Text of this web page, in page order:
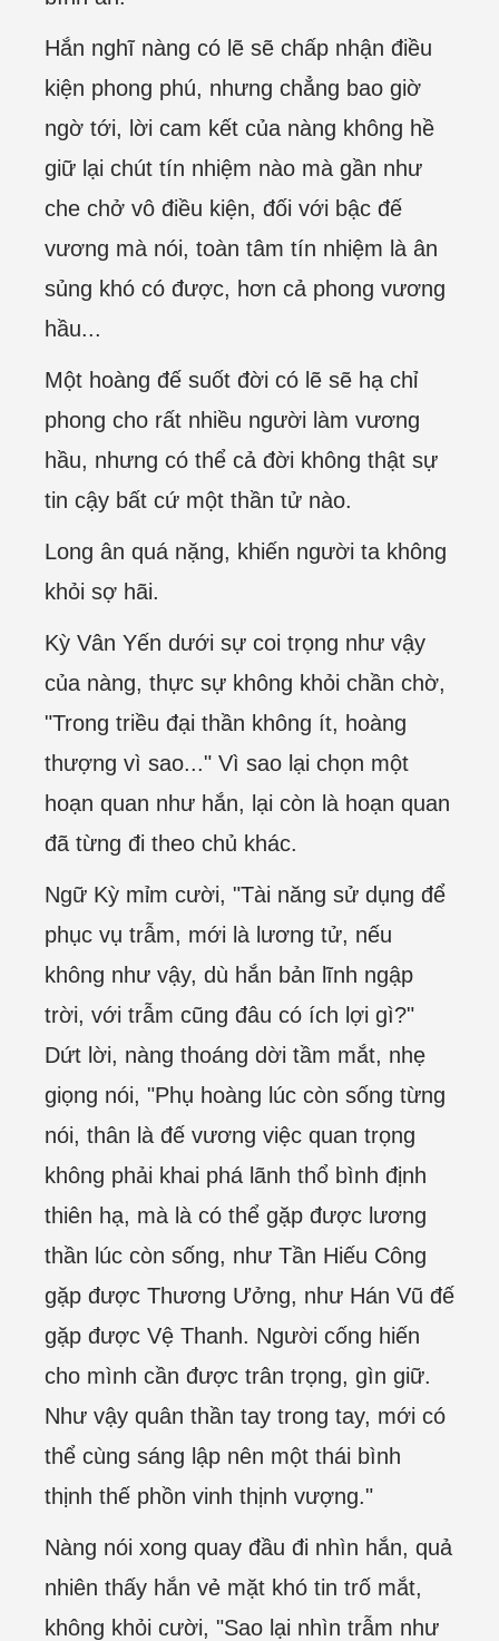
Hắn nghĩ nàng có lẽ sẽ chấp nhận điều
kiện phong phú, nhưng chẳng bao giờ
ngờ tới, lời cam kết của nàng không hề
giữ lại chút tín nhiệm nào mà gần như
che chở vô điều kiện, đối với bậc đế
vương mà nói, toàn tâm tín nhiệm là ân
sủng khó có được, hơn cả phong vương
hầu...
Một hoàng đế suốt đời có lẽ sẽ hạ chỉ
phong cho rất nhiều người làm vương
hầu, nhưng có thể cả đời không thật sự
tin cậy bất cứ một thần tử nào.
Long ân quá nặng, khiến người ta không
khỏi sợ hãi.
Kỳ Vân Yến dưới sự coi trọng như vậy
của nàng, thực sự không khỏi chần chờ,
"Trong triều đại thần không ít, hoàng
thượng vì sao..." Vì sao lại chọn một
hoạn quan như hắn, lại còn là hoạn quan
đã từng đi theo chủ khác.
Ngữ Kỳ mỉm cười, "Tài năng sử dụng để
phục vụ trẫm, mới là lương tử, nếu
không như vậy, dù hắn bản lĩnh ngập
trời, với trẫm cũng đâu có ích lợi gì?"
Dứt lời, nàng thoáng dời tầm mắt, nhẹ
giọng nói, "Phụ hoàng lúc còn sống từng
nói, thân là đế vương việc quan trọng
không phải khai phá lãnh thổ bình định
thiên hạ, mà là có thể gặp được lương
thần lúc còn sống, như Tần Hiếu Công
gặp được Thương Ưởng, như Hán Vũ đế
gặp được Vệ Thanh. Người cống hiến
cho mình cần được trân trọng, gìn giữ.
Như vậy quân thần tay trong tay, mới có
thể cùng sáng lập nên một thái bình
thịnh thế phồn vinh thịnh vượng."
Nàng nói xong quay đầu đi nhìn hắn, quả
nhiên thấy hắn vẻ mặt khó tin trố mắt,
không khỏi cười, "Sao lại nhìn trẫm như